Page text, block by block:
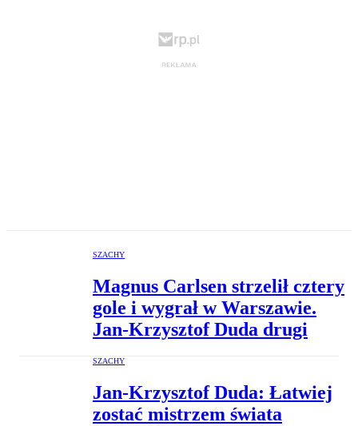
SZACHY
Magnus Carlsen strzelił cztery
gole i wygrał w Warszawie.
Jan-Krzysztof Duda drugi
SZACHY
Jan-Krzysztof Duda: Łatwiej
zostać mistrzem świata